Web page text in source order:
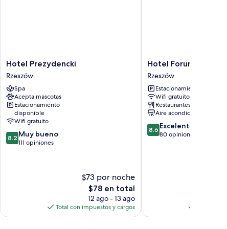
Hotel
Prezydencki
Rzeszów
Hotel Prezydencki
Rzeszów
Spa
Acepta mascotas
Estacionamiento
disponible
Wifi gratuito
8.2
de
8.2 Muy bueno
111 opiniones
$73 por noche
El
precio
actual
es
$78 en total
12 ago - 13 ago
Total con impuestos y cargos
Hotel
Forum
Rzeszów
Hotel Forum
Rzeszów
Estacionamiento gratis
Wifi gratuito
Restaurantes
Aire acondicionado
8.6
de
8.6 Excelente
80 opiniones